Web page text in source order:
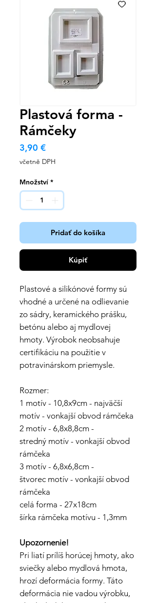
Plastová forma -
Rámčeky
3,90 €Cena
včetně DPH
Množství *
Pridať do košíka
Kúpiť
Plastové a silikónové formy sú
vhodné a určené na odlievanie
zo sádry, keramického prášku,
betónu alebo aj mydlovej
hmoty. Výrobok neobsahuje
certifikáciu na použitie v
potravinárskom priemysle.
Rozmer:
1 motív - 10,8x9cm - najväčší
motív - vonkajší obvod rámčeka
2 motív - 6,8x8,8cm -
stredný motív - vonkajší obvod
rámčeka
3 motív - 6,8x6,8cm -
štvorec motív - vonkajší obvod
rámčeka
celá forma - 27x18cm
šírka rámčeka motívu - 1,3mm
Upozornenie!
Pri liatí prílíš horúcej hmoty, ako
sviečky alebo mydlová hmota,
hrozí deformácia formy. Táto
deformácia nie vadou výrobku,